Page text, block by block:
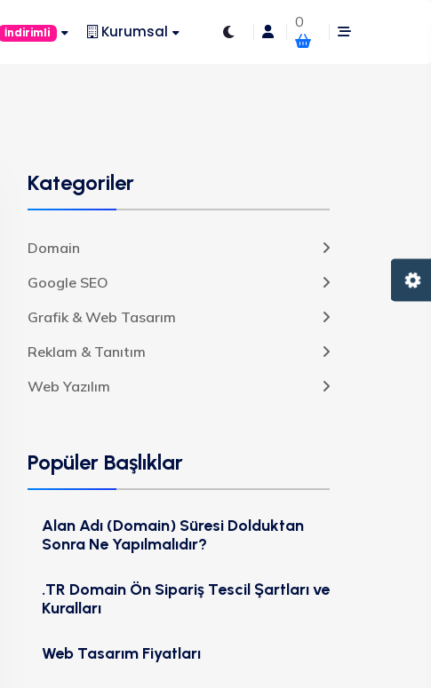
İndirimli Kurumsal
0
Kategoriler
Domain
Google SEO
Grafik & Web Tasarım
Reklam & Tanıtım
Web Yazılım
Popüler Başlıklar
Alan Adı (Domain) Süresi Dolduktan
Sonra Ne Yapılmalıdır?
.TR Domain Ön Sipariş Tescil Şartları ve
Kuralları
Web Tasarım Fiyatları